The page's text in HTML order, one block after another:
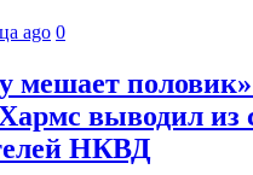
ago 0
мешает
выводил из
НКВД